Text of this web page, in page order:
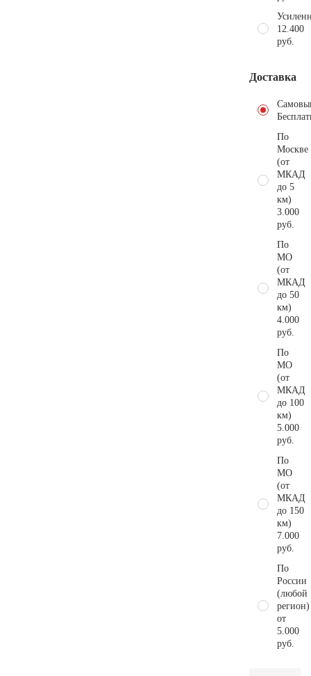
12.400
руб.
Доставка
По
Москве
(от
МКАД
до 5
км)
3.000
руб.
По
МО
(от
МКАД
до 50
км)
4.000
руб.
По
МО
(от
МКАД
до 100
км)
5.000
руб.
По
МО
(от
МКАД
до 150
км)
7.000
руб.
По
России
(любой
регион)
от
5.000
руб.